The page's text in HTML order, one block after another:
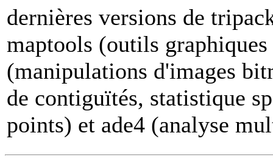
dernières versions de
maptools (outils
(manipulations d'images
de contiguïtés, statistique
points) et ade4 (analyse